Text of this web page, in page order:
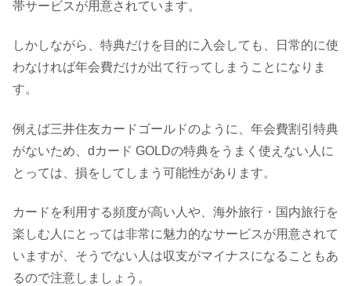
帯サービスが用意されています。
しかしながら、特典だけを目的に入会しても、日常的に使
わなければ年会費だけが出て行ってしまうことになりま
す。
例えば三井住友カードゴールドのように、年会費割引特典
がないため、dカード GOLDの特典をうまく使えない人に
とっては、損をしてしまう可能性があります。
カードを利用する頻度が高い人や、海外旅行・国内旅行を
楽しむ人にとっては非常に魅力的なサービスが用意されて
いますが、そうでない人は収支がマイナスになることもあ
るので注意しましょう。